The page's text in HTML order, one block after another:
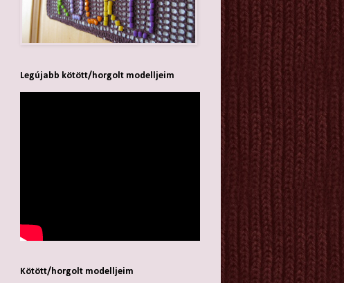
Legújabb kötött/horgolt modelljeim
Kötött/horgolt modelljeim